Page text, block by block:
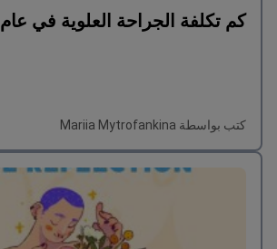
كم تكلفة الجراحة العلوية في عام 2025؟
كتب بواسطة Mariia Mytrofankina